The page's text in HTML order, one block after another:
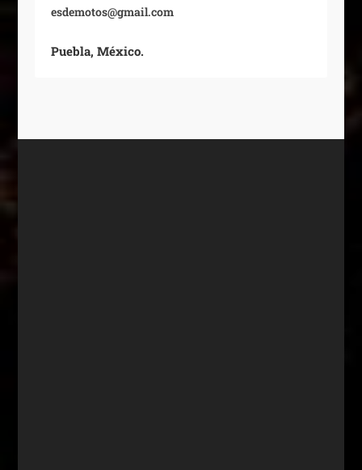
esdemotos@gmail.com
Puebla, México.